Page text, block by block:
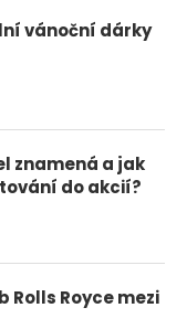
vánoční dárky
znamená a jak
do akcií?
Rolls Royce mezi